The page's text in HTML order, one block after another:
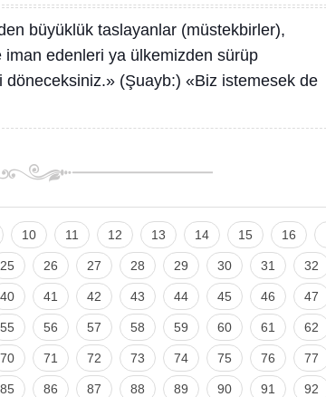
büyüklük taslayanlar (müstekbirler),
edenleri ya ülkemizden sürüp
döneceksiniz.» (Şuayb:) «Biz istemesek de
10 11 12 13 14 15 16
25 26 27 28 29 30 31 32
40 41 42 43 44 45 46 47
55 56 57 58 59 60 61 62
70 71 72 73 74 75 76 77
85 86 87 88 89 90 91 92